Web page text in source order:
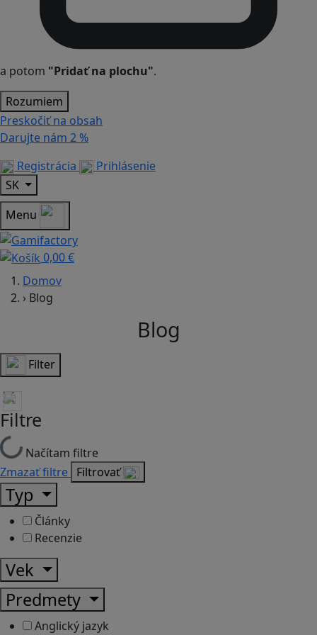
a potom "Pridať na plochu".
Rozumiem
Preskočiť na obsah
Darujte nám 2 %
Registrácia
Prihlásenie
SK
Menu
0,00 €
Domov
› Blog
Blog
Filter
Filtre
Načítam filtre
Zmazať filtre Filtrovať
Typ
Články
Recenzie
Vek
Predmety
Anglický jazyk